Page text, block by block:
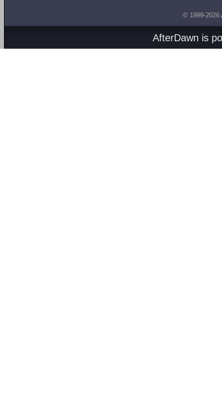
© 1999-2026
AfterDawn is